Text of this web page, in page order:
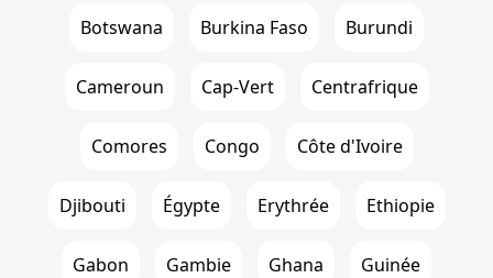
Botswana Burkina Faso Burundi
Cameroun Cap-Vert Centrafrique
Comores Congo Côte d'Ivoire
Djibouti Égypte Erythrée Ethiopie
Gabon Gambie Ghana Guinée